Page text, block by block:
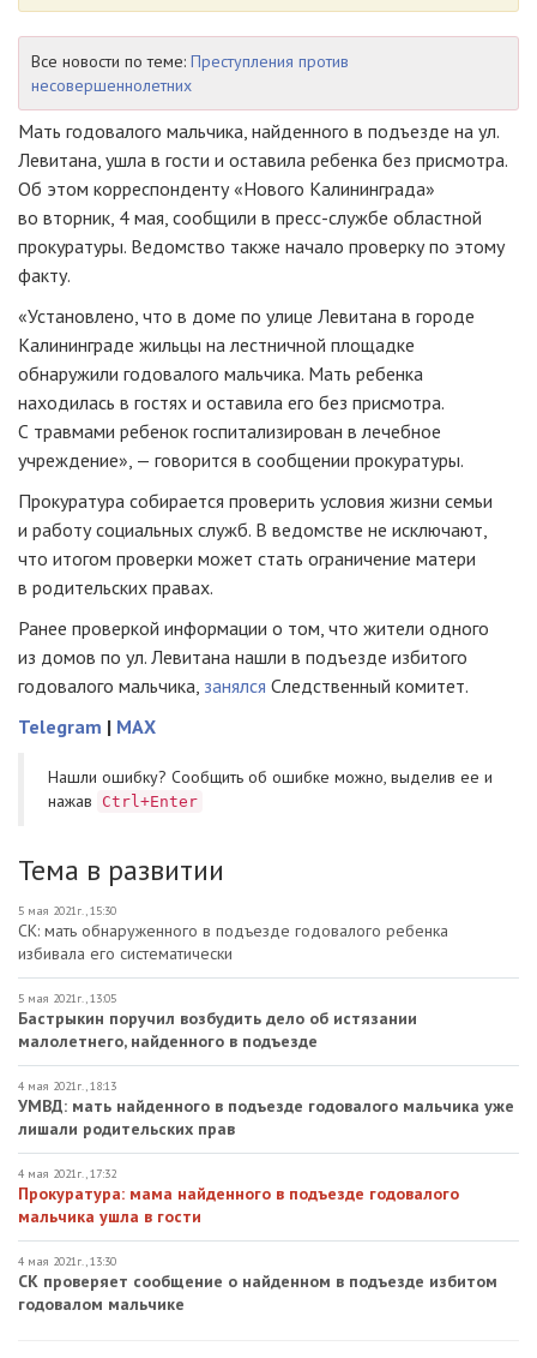
Все новости по теме: Преступления против
несовершеннолетних
Мать годовалого мальчика, найденного в подъезде на ул.
Левитана, ушла в гости и оставила ребенка без присмотра.
Об этом корреспонденту «Нового Калининграда»
во вторник, 4 мая, сообщили в пресс-службе областной
прокуратуры. Ведомство также начало проверку по этому
факту.
«Установлено, что в доме по улице Левитана в городе
Калининграде жильцы на лестничной площадке
обнаружили годовалого мальчика. Мать ребенка
находилась в гостях и оставила его без присмотра.
С травмами ребенок госпитализирован в лечебное
учреждение», — говорится в сообщении прокуратуры.
Прокуратура собирается проверить условия жизни семьи
и работу социальных служб. В ведомстве не исключают,
что итогом проверки может стать ограничение матери
в родительских правах.
Ранее проверкой информации о том, что жители одного
из домов по ул. Левитана нашли в подъезде избитого
годовалого мальчика, занялся Следственный комитет.
Telegram | MAX
Нашли ошибку? Cообщить об ошибке можно, выделив ее и
нажав
Ctrl+Enter
Тема в развитии
5 мая 2021г., 15:30
СК: мать обнаруженного в подъезде годовалого ребенка
избивала его систематически
5 мая 2021г., 13:05
Бастрыкин поручил возбудить дело об истязании
малолетнего, найденного в подъезде
4 мая 2021г., 18:13
УМВД: мать найденного в подъезде годовалого мальчика уже
лишали родительских прав
4 мая 2021г., 17:32
Прокуратура: мама найденного в подъезде годовалого
мальчика ушла в гости
4 мая 2021г., 13:30
СК проверяет сообщение о найденном в подъезде избитом
годовалом мальчике